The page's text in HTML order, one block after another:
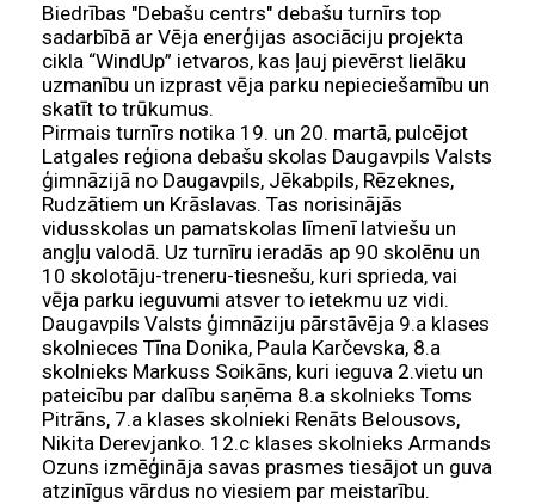
Biedrības "Debašu centrs" debašu turnīrs top
sadarbībā ar Vēja enerģijas asociāciju projekta
cikla “WindUp” ietvaros, kas ļauj pievērst lielāku
uzmanību un izprast vēja parku nepieciešamību un
skatīt to trūkumus.
Pirmais turnīrs notika 19. un 20. martā, pulcējot
Latgales reģiona debašu skolas Daugavpils Valsts
ģimnāzijā no Daugavpils, Jēkabpils, Rēzeknes,
Rudzātiem un Krāslavas. Tas norisinājās
vidusskolas un pamatskolas līmenī latviešu un
angļu valodā. Uz turnīru ieradās ap 90 skolēnu un
10 skolotāju-treneru-tiesnešu, kuri sprieda, vai
vēja parku ieguvumi atsver to ietekmu uz vidi.
Daugavpils Valsts ģimnāziju pārstāvēja 9.a klases
skolnieces Tīna Donika, Paula Karčevska, 8.a
skolnieks Markuss Soikāns, kuri ieguva 2.vietu un
pateicību par dalību saņēma 8.a skolnieks Toms
Pitrāns, 7.a klases skolnieki Renāts Belousovs,
Nikita Derevjanko. 12.c klases skolnieks Armands
Ozuns izmēģināja savas prasmes tiesājot un guva
atzinīgus vārdus no viesiem par meistarību.